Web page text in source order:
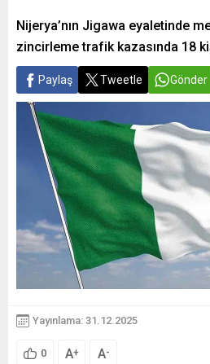
Nijerya’nın Jigawa eyaletinde
zincirleme trafik kazasında 18
Paylaş Tweetle Gönder
Yayınlama: 31.12.2025
0 A+ A-